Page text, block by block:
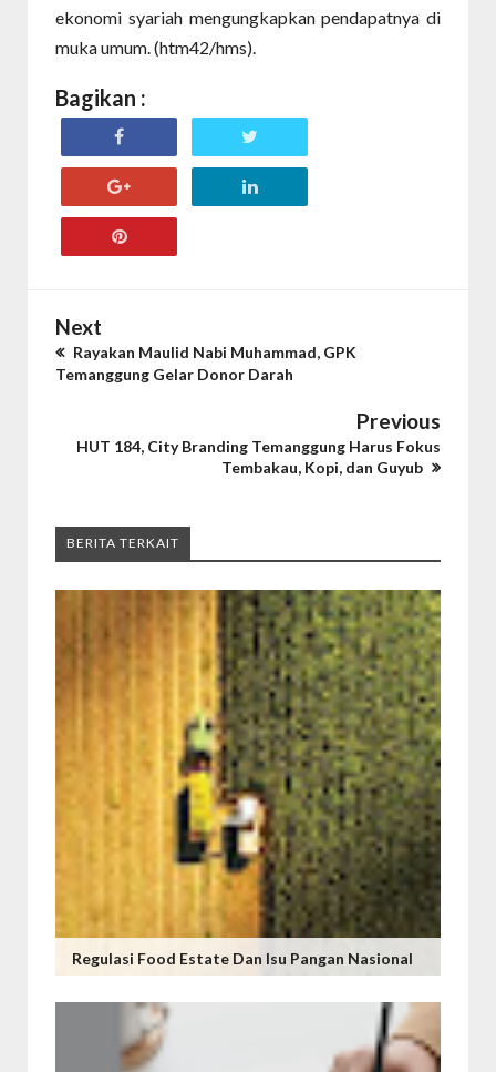
ekonomi syariah mengungkapkan pendapatnya di
muka umum. (htm42/hms).
Bagikan :
Next
Rayakan Maulid Nabi Muhammad, GPK
Temanggung Gelar Donor Darah
Previous
HUT 184, City Branding Temanggung Harus Fokus
Tembakau, Kopi, dan Guyub
BERITA TERKAIT
Regulasi Food Estate Dan Isu Pangan Nasional